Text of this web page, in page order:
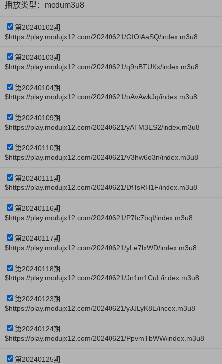
播放类型：modum3u8
第20240102期
$https://play.modujx12.com/20240621/GIOlAaSQ/index.m3u8
第20240103期
$https://play.modujx12.com/20240621/q9nBTUKx/index.m3u8
第20240104期
$https://play.modujx12.com/20240621/oAvAwkJq/index.m3u8
第20240109期
$https://play.modujx12.com/20240621/yATM3ES2/index.m3u8
第20240110期
$https://play.modujx12.com/20240621/V3hw6o3n/index.m3u8
第20240111期
$https://play.modujx12.com/20240621/DfTsRH1F/index.m3u8
第20240116期
$https://play.modujx12.com/20240621/P7Ic7bqI/index.m3u8
第20240117期
$https://play.modujx12.com/20240621/yLe7lxWD/index.m3u8
第20240118期
$https://play.modujx12.com/20240621/Jn1m1CuL/index.m3u8
第20240123期
$https://play.modujx12.com/20240621/yJJLyK8E/index.m3u8
第20240124期
$https://play.modujx12.com/20240621/PpvmTbWW/index.m3u8
第20240125期